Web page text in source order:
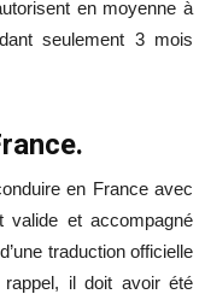
en moyenne à
seulement 3 mois
en France avec
et accompagné
traduction officielle
il doit avoir été